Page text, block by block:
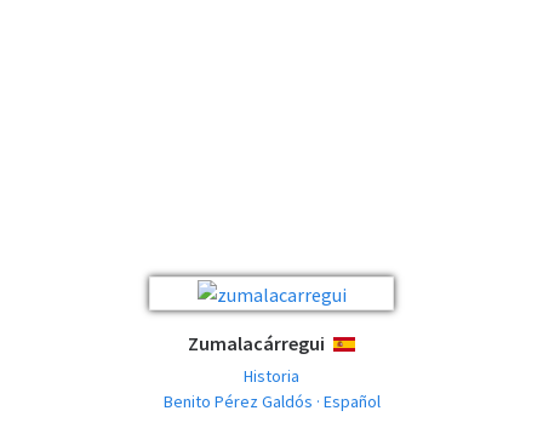
Zumalacárregui ESPAÑOL
Historia
Benito Pérez Galdós · Español